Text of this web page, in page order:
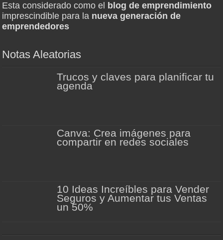
Esta considerado como el blog de emprendimiento
imprescindible para la nueva generación de
emprendedores
Notas Aleatorias
Trucos y claves para planificar tu
agenda
Canva: Crea imágenes para
compartir en redes sociales
10 Ideas Increíbles para Vender
Seguros y Aumentar tus Ventas
un 50%